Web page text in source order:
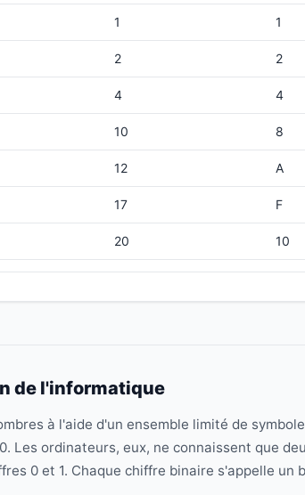
1 1
2 2
4 4
10 8
12 A
17 F
20 10
40 20
de l'informatique
à l'aide d'un ensemble limité de
Les ordinateurs, eux, ne connaissent que
0 et 1. Chaque chiffre binaire s'appelle un